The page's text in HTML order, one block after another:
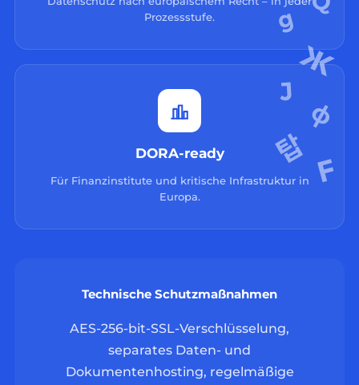
Prozessstufe.
DORA-ready
Für Finanzinstitute und kritische Infrastruktur in
Europa.
Technische Schutzmaßnahmen
AES-256-bit-SSL-Verschlüsselung,
separates Daten- und
Dokumentenhosting, regelmäßige